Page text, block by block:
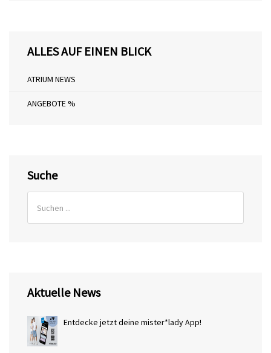
ALLES AUF EINEN BLICK
ATRIUM NEWS
ANGEBOTE %
Suche
Aktuelle News
Entdecke jetzt deine mister*lady App!